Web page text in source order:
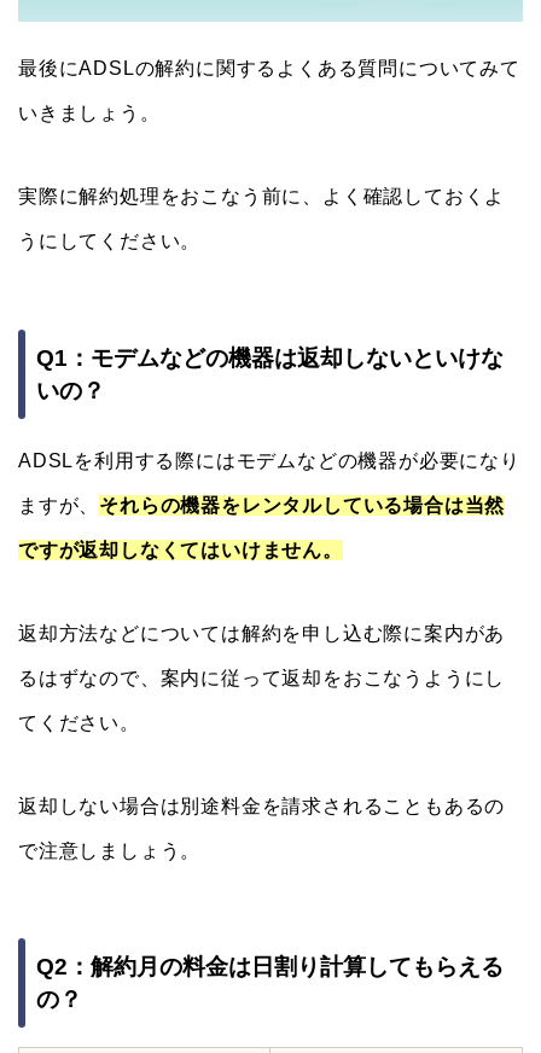
最後にADSLの解約に関するよくある質問についてみて
いきましょう。
実際に解約処理をおこなう前に、よく確認しておくよ
うにしてください。
Q1：モデムなどの機器は返却しないといけな
いの？
ADSLを利用する際にはモデムなどの機器が必要になり
ますが、 それらの機器をレンタルしている場合は当然
ですが返却しなくてはいけません。
返却方法などについては解約を申し込む際に案内があ
るはずなので、案内に従って返却をおこなうようにし
てください。
返却しない場合は別途料金を請求されることもあるの
で注意しましょう。
Q2：解約月の料金は日割り計算してもらえる
の？